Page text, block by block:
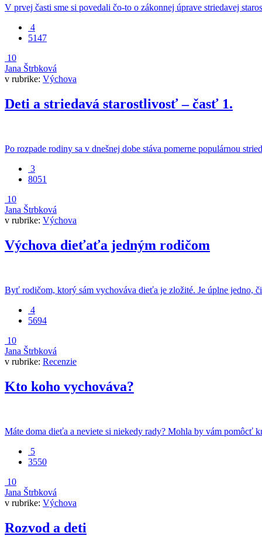
V prvej časti sme si povedali čo-to o zákonnej úprave striedavej
4
5147
10
Jana Štrbková
v rubrike: Výchova
Deti a striedavá starostlivosť – časť 1.
Po rozpade rodiny sa v dnešnej dobe stáva pomerne populárnou
3
8051
10
Jana Štrbková
v rubrike: Výchova
Výchova dieťaťa jedným rodičom
Byť rodičom, ktorý sám vychováva dieťa je zložité. Je úplne jedno, či
4
5694
10
Jana Štrbková
v rubrike: Recenzie
Kto koho vychováva?
Máte doma dieťa a neviete si niekedy rady? Mohla by vám pomôcť
5
3550
10
Jana Štrbková
v rubrike: Výchova
Rozvod a deti